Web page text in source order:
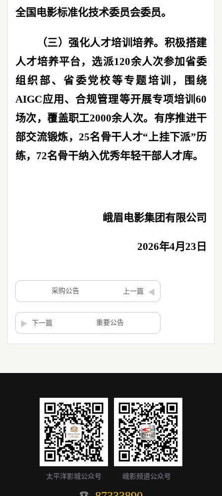
全国电影标准化技术委员会委员。
（三）强化人才培训培养。 积极搭建
人才培养平台，选派120余人次参加省委
组织部、省委党校等专题培训，围绕
AIGC应用、合规管理等开展专项培训 60
场次，覆盖职工2000余人次。有序推进干
部交流锻炼， 25名骨干人才“上挂下派”历
练， 72名骨干纳入优秀年轻干部人才库。
峨眉电影集团有限公司
2026年4月 23 日
采购公告 上一篇
下一篇 重要公告
太平洋影城公众号 峨影频道公众号